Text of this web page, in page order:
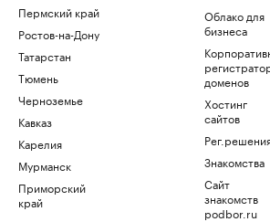
Пермский край
Ростов-на-Дону
Татарстан
Тюмень
Черноземье
Кавказ
Карелия
Мурманск
Приморский
край
Облако для
бизнеса
доменов
Хостинг
сайтов
Знакомства
Сайт
знакомств
podbor.ru